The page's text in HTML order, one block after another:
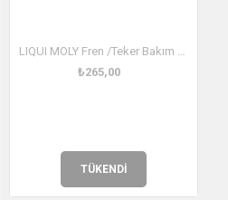
TÜKENDI
LIQUI MOLY Fren /Teker Bakım Seti (21126)
₺265,00